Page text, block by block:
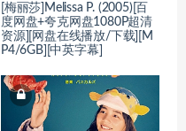
[梅丽莎]Melissa P. (2005)[百
度网盘+夸克网盘1080P超清
资源][网盘在线播放/下载][M
P4/6GB][中英字幕]